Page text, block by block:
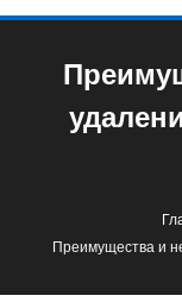
Преимущества и